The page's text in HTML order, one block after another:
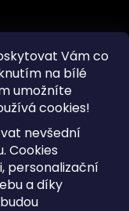
Vám co
na bílé
umožníte
cookies!
nevšední
Cookies
personalizační
a díky